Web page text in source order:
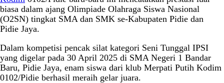
biasa dalam ajang Olimpiade Olahraga Siswa Nasional
(O2SN) tingkat SMA dan SMK se-Kabupaten Pidie dan
Pidie Jaya.
Dalam kompetisi pencak silat kategori Seni Tunggal IPSI
yang digelar pada 30 April 2025 di SMA Negeri 1 Bandar
Baru, Pidie Jaya, enam siswa dari klub Merpati Putih Kodim
0102/Pidie berhasil meraih gelar juara.